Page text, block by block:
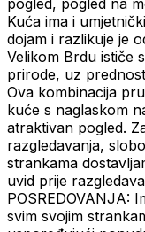
pogled, pogled na
Kuća ima i
dojam i razlikuje je
Velikom Brdu ističe
prirode, uz
Ova kombinacija
kuće s naglaskom
atraktivan pogled.
razgledavanja,
strankama
uvid prije
POSREDOVANJA:
svim svojim